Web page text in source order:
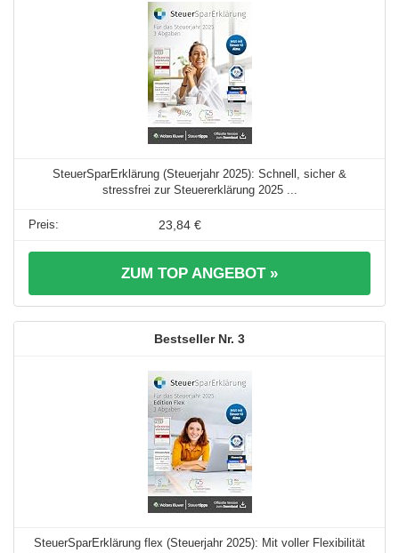
SteuerSparErklärung (Steuerjahr 2025): Schnell, sicher &
stressfrei zur Steuererklärung 2025 ...
23,84 €
ZUM TOP ANGEBOT »
3
SteuerSparErklärung flex (Steuerjahr 2025): Mit voller Flexibilität